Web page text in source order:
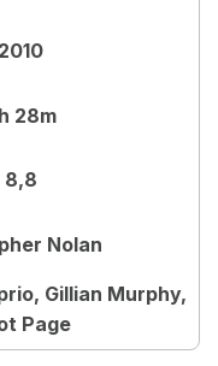
2010
28m
8,8
Nolan
Gillian Murphy,
Page